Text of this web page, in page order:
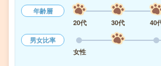
年齢層
20代
30代 40
男女比率
女性